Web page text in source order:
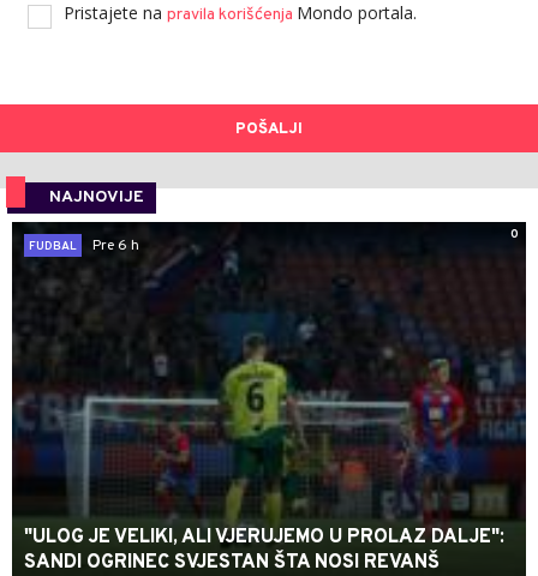
Pristajete na pravila korišćenja Mondo portala.
POŠALJI
NAJNOVIJE
0
FUDBAL
Pre 6 h
"ULOG JE VELIKI, ALI VJERUJEMO U PROLAZ DALJE":
SANDI OGRINEC SVJESTAN ŠTA NOSI REVANŠ